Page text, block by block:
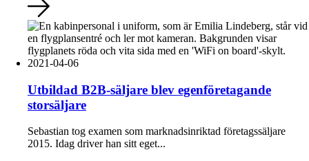
2021-04-06
Utbildad B2B-säljare blev egenföretagande
storsäljare
Sebastian tog examen som marknadsinriktad företagssäljare
2015. Idag driver han sitt eget...